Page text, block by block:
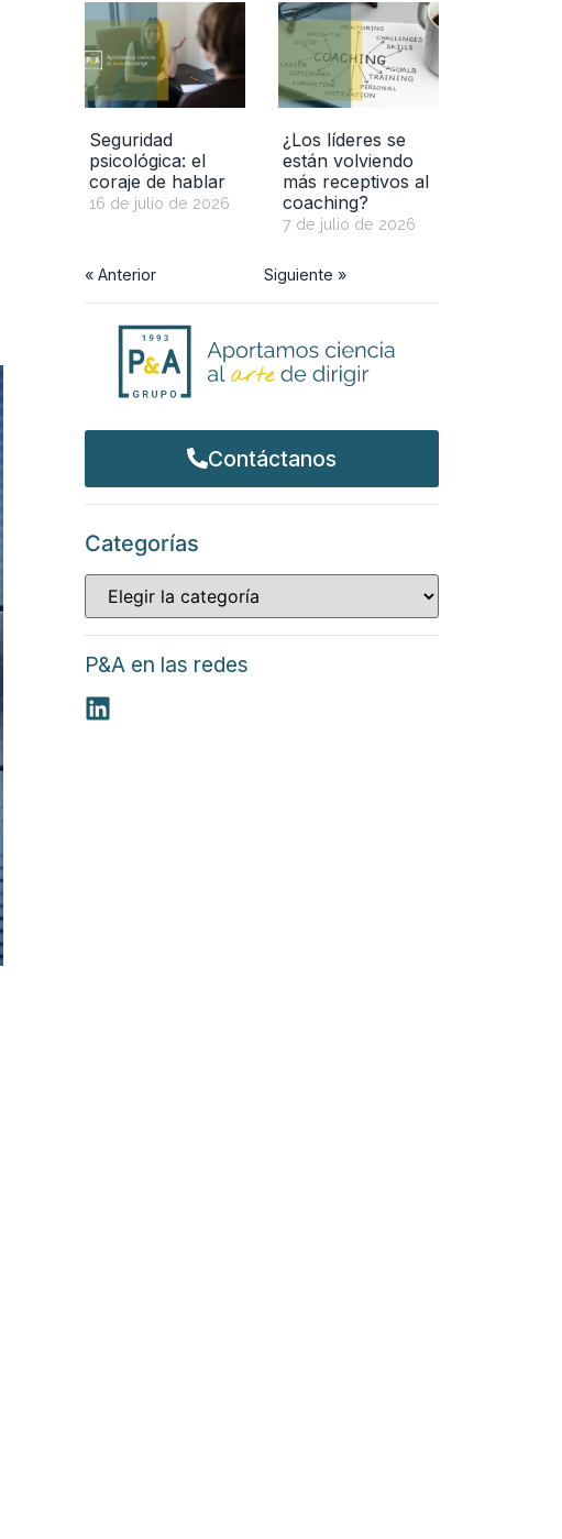
Seguridad
psicológica: el
coraje de hablar
16 de julio de 2026
¿Los líderes se
están volviendo
más receptivos al
coaching?
7 de julio de 2026
« Anterior Siguiente »
Contáctanos
Categorías
P&A en las redes